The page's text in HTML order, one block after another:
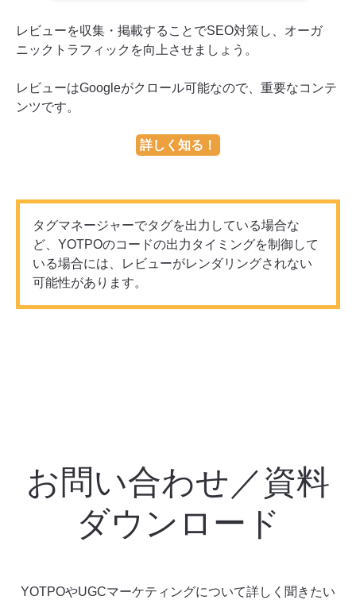
レビューを収集・掲載することでSEO対策し、オーガ
ニックトラフィックを向上させましょう。
レビューはGoogleがクロール可能なので、重要なコンテ
ンツです。
詳しく知る！
タグマネージャーでタグを出力している場合な
ど、YOTPOのコードの出力タイミングを制御して
いる場合には、レビューがレンダリングされない
可能性があります。
お問い合わせ／資料
ダウンロード
YOTPOやUGCマーケティングについて詳しく聞きたい